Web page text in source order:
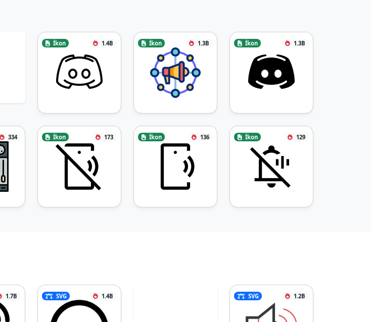
İkon 1.4B İkon 1.3B İkon 1.3B
334 İkon 173 İkon 136 İkon 129
1.7B SVG 1.4B SVG 1.2B